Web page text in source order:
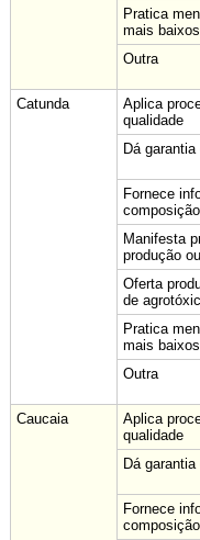
Pratica
mais
Outra
Catunda
Aplica
qualidade
Dá
Fornece
Manifesta
produção
Oferta
de
Pratica
mais
Outra
Caucaia
Aplica
qualidade
Dá
Fornece